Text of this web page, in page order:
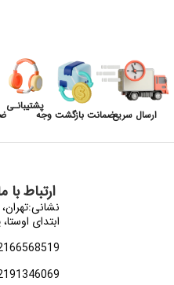
ارسال سریعضمانت بازگشت وجه
پشتیبانـی
ارتباط با
ابتدای اوستا، پلاک